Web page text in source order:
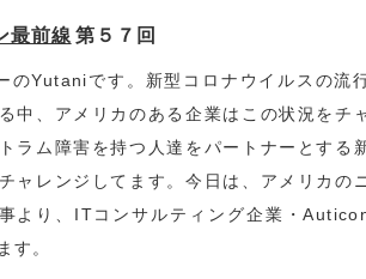
最前線 第５７回
のYutaniです。新型コロナウイルスの流
中、アメリカのある企業はこの状況をチ
ラム障害を持つ人達をパートナーとする
ャレンジしてます。今日は、アメリカの
より、ITコンサルティング企業・
す。